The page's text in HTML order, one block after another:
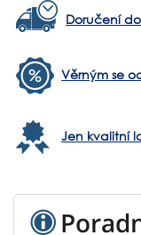
Doručení
Věrným se
Jen kvalitní